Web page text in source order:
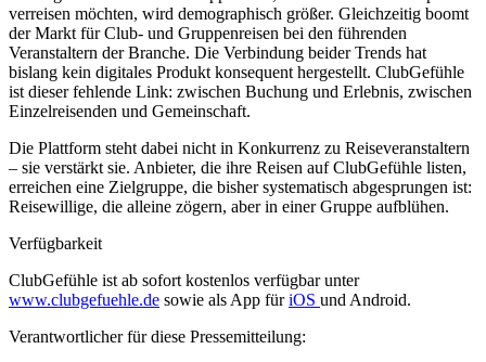
verreisen möchten, wird demographisch größer. Gleichzeitig boomt
der Markt für Club- und Gruppenreisen bei den führenden
Veranstaltern der Branche. Die Verbindung beider Trends hat
bislang kein digitales Produkt konsequent hergestellt. ClubGefühle
ist dieser fehlende Link: zwischen Buchung und Erlebnis, zwischen
Einzelreisenden und Gemeinschaft.
Die Plattform steht dabei nicht in Konkurrenz zu Reiseveranstaltern
– sie verstärkt sie. Anbieter, die ihre Reisen auf ClubGefühle listen,
erreichen eine Zielgruppe, die bisher systematisch abgesprungen ist:
Reisewillige, die alleine zögern, aber in einer Gruppe aufblühen.
Verfügbarkeit
ClubGefühle ist ab sofort kostenlos verfügbar unter
www.clubgefuehle.de sowie als App füriOS und Android.
Verantwortlicher für diese Pressemitteilung: